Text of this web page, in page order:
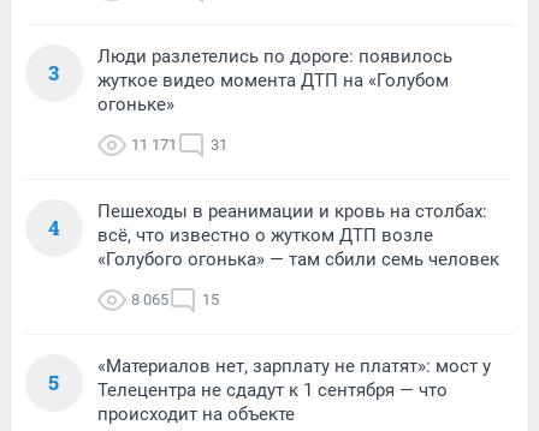
3
Люди разлетелись по дороге: появилось
жуткое видео момента ДТП на «Голубом
огоньке»
11 171 31
4
Пешеходы в реанимации и кровь на столбах:
всё, что известно о жутком ДТП возле
«Голубого огонька» — там сбили семь человек
8 065 15
5
«Материалов нет, зарплату не платят»: мост у
Телецентра не сдадут к 1 сентября — что
происходит на объекте